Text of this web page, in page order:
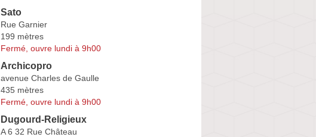
Sato
Rue Garnier
199 mètres
Fermé, ouvre lundi à 9h00
Archicopro
avenue Charles de Gaulle
435 mètres
Fermé, ouvre lundi à 9h00
Dugourd-Religieux
A 6 32 Rue Château